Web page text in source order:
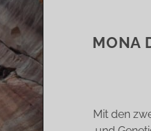
MONA
Mit den